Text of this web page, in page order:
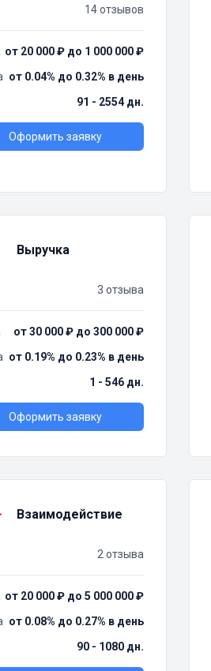
14 отзывов
от 20 000 ₽ до 1 000 000 ₽
от 0.04% до 0.32% в день
91 - 2554 дн.
Оформить заявку
Выручка
3 отзыва
от 30 000 ₽ до 300 000 ₽
от 0.19% до 0.23% в день
1 - 546 дн.
Оформить заявку
Взаимодействие
2 отзыва
от 20 000 ₽ до 5 000 000 ₽
от 0.08% до 0.27% в день
90 - 1080 дн.